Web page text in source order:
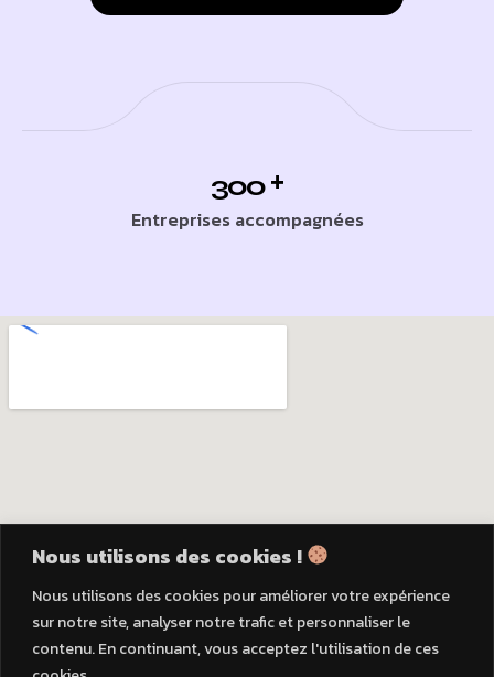
Nous utilisons des cookies !
Nous utilisons des cookies pour améliorer votre expérience
sur notre site, analyser notre trafic et personnaliser le
contenu. En continuant, vous acceptez l'utilisation de ces
300 +
Entreprises accompagnées